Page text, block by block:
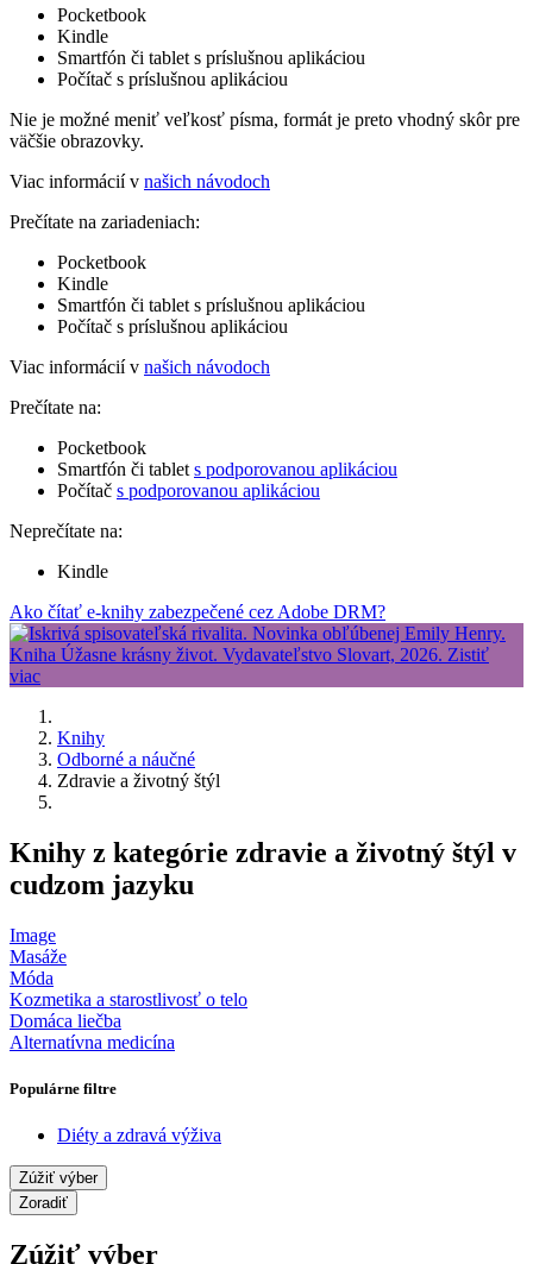
Pocketbook
Kindle
Smartfón či tablet s príslušnou aplikáciou
Počítač s príslušnou aplikáciou
Nie je možné meniť veľkosť písma, formát je preto vhodný skôr pre
väčšie obrazovky.
Viac informácií v našich návodoch
Prečítate na zariadeniach:
Pocketbook
Kindle
Smartfón či tablet s príslušnou aplikáciou
Počítač s príslušnou aplikáciou
Viac informácií v našich návodoch
Prečítate na:
Pocketbook
Smartfón či tablet s podporovanou aplikáciou
Počítač s podporovanou aplikáciou
Neprečítate na:
Kindle
Ako čítať e-knihy zabezpečené cez Adobe DRM?
Knihy
Odborné a náučné
Zdravie a životný štýl
Knihy z kategórie zdravie a životný štýl v
cudzom jazyku
Image
Masáže
Móda
Kozmetika a starostlivosť o telo
Domáca liečba
Alternatívna medicína
Populárne filtre
Diéty a zdravá výživa
Zúžiť výber
Zoradiť
Zúžiť výber